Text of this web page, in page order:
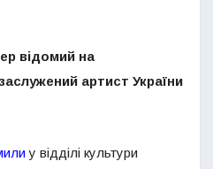
відомий на
артист України
у відділі культури